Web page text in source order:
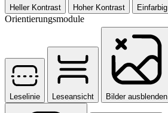
Heller Kontrast Hoher Kontrast Einfarbig
Orientierungsmodule
Leselinie Leseansicht Bilder ausblenden